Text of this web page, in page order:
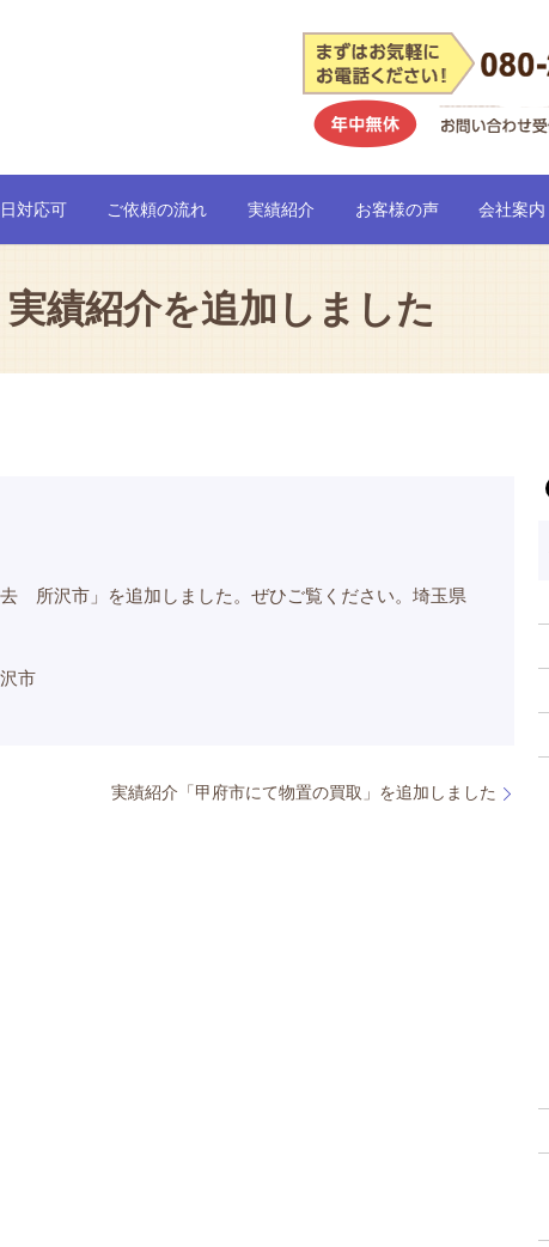
対応可 ご依頼の流れ 実績紹介 お客様の声 会社案内
実績紹介を追加しました
所沢市」を追加しました。ぜひご覧ください。埼玉県
市
実績紹介「甲府市にて物置の買取」を追加しました